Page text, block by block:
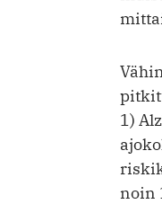
1)
noin